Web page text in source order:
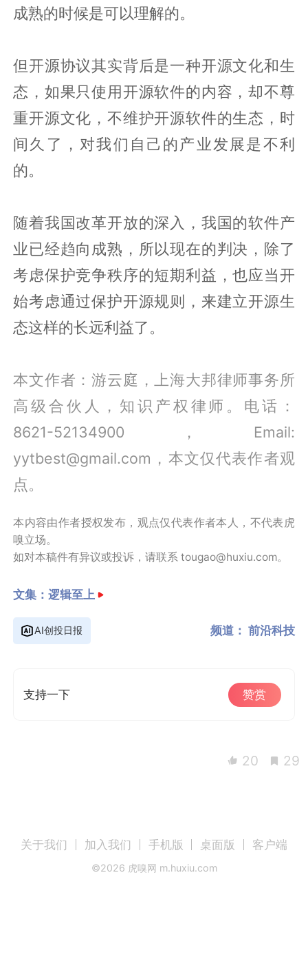
成熟的时候是可以理解的。
但开源协议其实背后是一种开源文化和生
态，如果只使用开源软件的内容，却不尊
重开源文化，不维护开源软件的生态，时
间久了，对我们自己的产业发展是不利
的。
随着我国改革开放的深入，我国的软件产
业已经趋向成熟，所以现在的判决，除了
考虑保护竞争秩序的短期利益，也应当开
始考虑通过保护开源规则，来建立开源生
态这样的长远利益了。
本文作者：游云庭，上海大邦律师事务所
高级合伙人，知识产权律师。电话：
8621-52134900，Email:
yytbest@gmail.com，本文仅代表作者观
点。
本内容由作者授权发布，观点仅代表作者本人，不代表虎
嗅立场。
如对本稿件有异议或投诉，请联系 tougao@huxiu.com。
文集：逻辑至上
AI创投日报 频道： 前沿科技
支持一下 赞赏
20 29
关于我们 加入我们 手机版 桌面版 客户端
©2026 虎嗅网 m.huxiu.com